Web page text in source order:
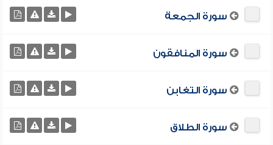
سورة الجمعة
سورة المنافقون
سورة التغابن
سورة الطلاق